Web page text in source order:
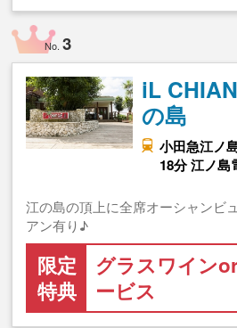
No.3
iL
の島
小田急江ノ
18分 江ノ島
江の島の頂上に全席オーシャンビ
アン有り♪
限定
特典
グラスワイン
ービス